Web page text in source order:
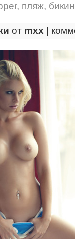
, пляж,
от mxx